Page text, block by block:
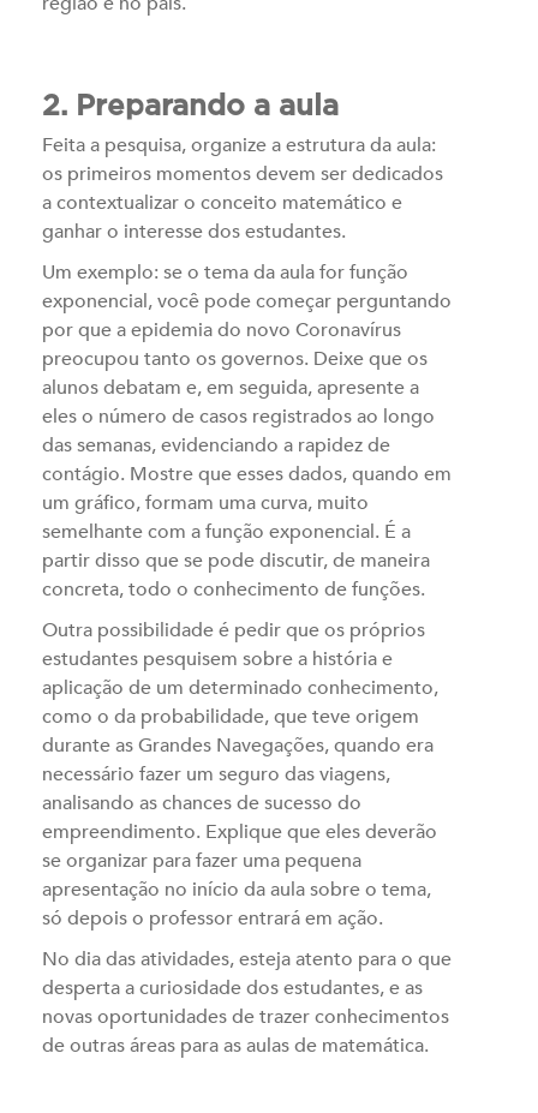
2. Preparando a aula
Feita a pesquisa, organize a estrutura da aula:
os primeiros momentos devem ser dedicados
a contextualizar o conceito matemático e
ganhar o interesse dos estudantes.
Um exemplo: se o tema da aula for função
exponencial, você pode começar perguntando
por que a epidemia do novo Coronavírus
preocupou tanto os governos. Deixe que os
alunos debatam e, em seguida, apresente a
eles o número de casos registrados ao longo
das semanas, evidenciando a rapidez de
contágio. Mostre que esses dados, quando em
um gráfico, formam uma curva, muito
semelhante com a função exponencial. É a
partir disso que se pode discutir, de maneira
concreta, todo o conhecimento de funções.
Outra possibilidade é pedir que os próprios
estudantes pesquisem sobre a história e
aplicação de um determinado conhecimento,
como o da probabilidade, que teve origem
durante as Grandes Navegações, quando era
necessário fazer um seguro das viagens,
analisando as chances de sucesso do
empreendimento. Explique que eles deverão
se organizar para fazer uma pequena
apresentação no início da aula sobre o tema,
só depois o professor entrará em ação.
No dia das atividades, esteja atento para o que
desperta a curiosidade dos estudantes, e as
novas oportunidades de trazer conhecimentos
de outras áreas para as aulas de matemática.